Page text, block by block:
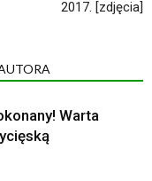
2017. [zdjęcia]
Warta